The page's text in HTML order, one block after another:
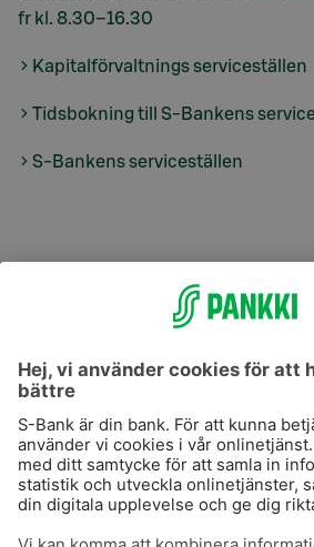
fr kl. 8.30–16.30
Kapitalförvaltnings serviceställen
Tidsbokning till S-Bankens
S-Bankens serviceställen
S-Prime